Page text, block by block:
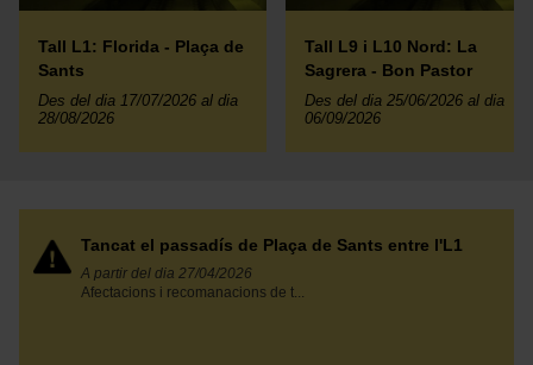
Tall L1: Florida - Plaça de
Sants
Des del dia 17/07/2026 al dia
28/08/2026
Tall L9 i L10 Nord: La
Sagrera - Bon Pastor
Des del dia 25/06/2026 al dia
06/09/2026
Tancat el passadís de Plaça de Sants entre l'L1
A partir del dia 27/04/2026
Afectacions i recomanacions de t...